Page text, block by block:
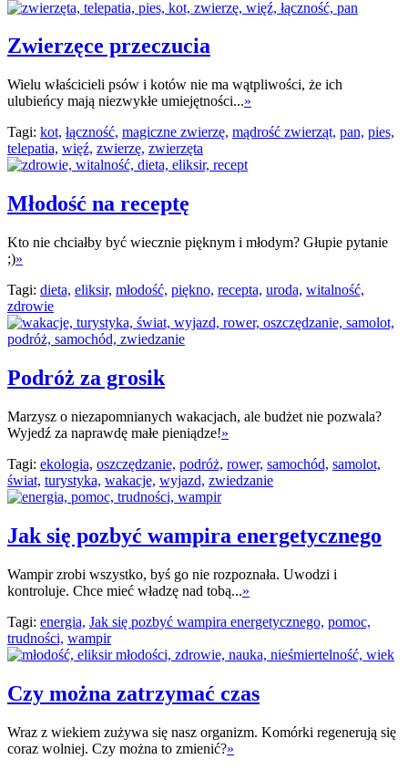
Zwierzęce przeczucia
Wielu właścicieli psów i kotów nie ma wątpliwości, że ich
ulubieńcy mają niezwykłe umiejętności...»
Tagi: kot, łączność, magiczne zwierzę, mądrość zwierząt, pan, pies,
telepatia, więź, zwierzę, zwierzęta
Młodość na receptę
Kto nie chciałby być wiecznie pięknym i młodym? Głupie pytanie
;)»
Tagi: dieta, eliksir, młodość, piękno, recepta, uroda, witalność,
zdrowie
Podróż za grosik
Marzysz o niezapomnianych wakacjach, ale budżet nie pozwala?
Wyjedź za naprawdę małe pieniądze!»
Tagi: ekologia, oszczędzanie, podróż, rower, samochód, samolot,
świat, turystyka, wakacje, wyjazd, zwiedzanie
Jak się pozbyć wampira energetycznego
Wampir zrobi wszystko, byś go nie rozpoznała. Uwodzi i
kontroluje. Chce mieć władzę nad tobą...»
Tagi: energia, Jak się pozbyć wampira energetycznego, pomoc,
trudności, wampir
Czy można zatrzymać czas
Wraz z wiekiem zużywa się nasz organizm. Komórki regenerują się
coraz wolniej. Czy można to zmienić?»